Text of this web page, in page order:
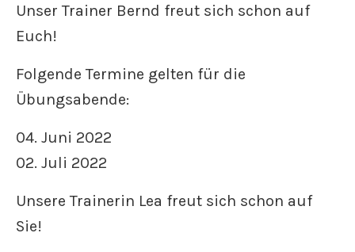
Unser Trainer Bernd freut sich schon auf
Euch!
Folgende Termine gelten für die
Übungsabende:
04. Juni 2022
02. Juli 2022
Unsere Trainerin Lea freut sich schon auf
Sie!